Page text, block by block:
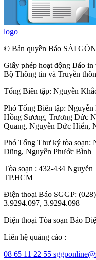
logo
© Bản quyền Báo SÀI
Giấy phép hoạt động Báo
Bộ Thông tin và Truyền
Tổng Biên tập: Nguyễn
Phó Tổng Biên tập: Nguyễn
Hồng Sương, Trương Đức
Quang, Nguyễn Đức Hiển,
Phó Tổng Thư ký tòa soạn:
Dũng, Nguyễn Phước Bình
Tòa soạn : 432-434
TP.HCM
Điện thoại Báo SGGP:
3.9294.097, 3.9294.098
Điện thoại Tòa soạn Báo
Liên hệ quảng cáo :
08 65 11 22 55